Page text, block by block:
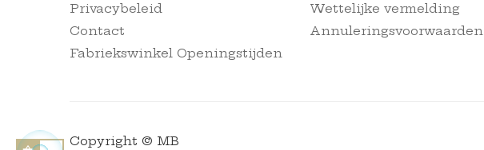
Privacybeleid
Contact
Fabriekswinkel Openingstijden
Wettelijke vermelding
Annuleringsvoorwaarden
Copyright © MB